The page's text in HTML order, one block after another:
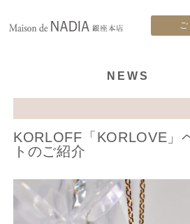
NEWS
KORLOFF「KORLOVE」
トのご紹介